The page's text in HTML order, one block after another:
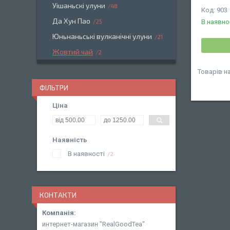
903
В
Уішаньскі улуни 48
Да Хун Пао 25
Юньнаньські вулканічні улуни 21
Жовтий чай 2
ФІЛЬТРИ
Ціна
Наявність
В наявності
2
КОНТАКТИ
интернет-магазин "RealGoodTea"